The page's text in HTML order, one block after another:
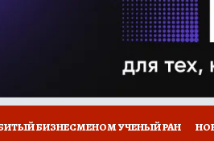
НОВОЕ НА САЙТЕ
БИЗНЕСМЕНОМ УЧЕНЫЙ РАН